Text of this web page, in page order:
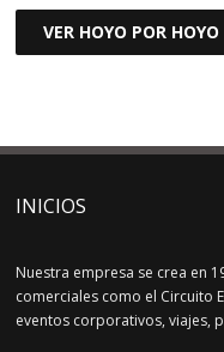
VER HOYO POR HOYO
INICIOS
Nuestra empresa se crea en
comerciales como el Circuito
eventos corporativos, viajes,